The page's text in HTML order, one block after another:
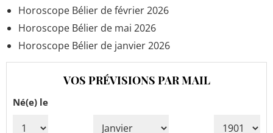
Horoscope Bélier de février 2026
Horoscope Bélier de mai 2026
Horoscope Bélier de janvier 2026
VOS PRÉVISIONS PAR MAIL
Né(e) le